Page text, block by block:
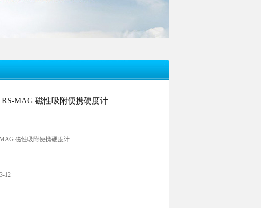
MAG 磁性吸附便携硬度计
磁性吸附便携硬度计
12